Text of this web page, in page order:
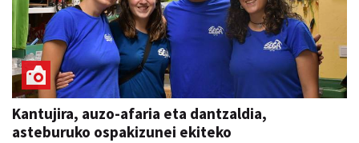
Kantujira, auzo-afaria eta dantzaldia,
asteburuko ospakizunei ekiteko